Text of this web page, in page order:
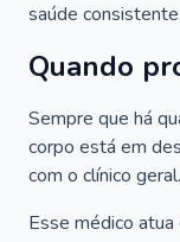
saúde consistente.
Quando
Sempre que há
corpo está em
com o clínico geral.
Esse médico